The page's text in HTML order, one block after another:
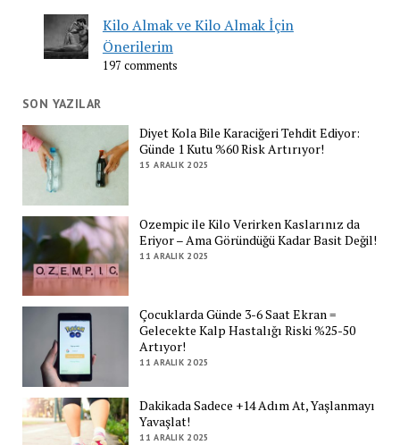
Kilo Almak ve Kilo Almak İçin
Önerilerim
197 comments
SON YAZILAR
Diyet Kola Bile Karaciğeri Tehdit Ediyor:
Günde 1 Kutu %60 Risk Artırıyor!
15 ARALIK 2025
Ozempic ile Kilo Verirken Kaslarınız da
Eriyor – Ama Göründüğü Kadar Basit Değil!
11 ARALIK 2025
Çocuklarda Günde 3-6 Saat Ekran =
Gelecekte Kalp Hastalığı Riski %25-50
Artıyor!
11 ARALIK 2025
Dakikada Sadece +14 Adım At, Yaşlanmayı
Yavaşlat!
11 ARALIK 2025